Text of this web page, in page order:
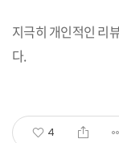
지극히 개인적인 리
다.
4